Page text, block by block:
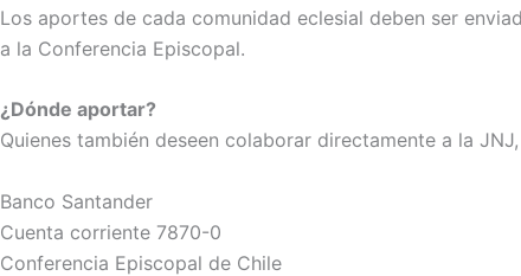
Los aportes de cada comunidad eclesial deben ser
a la Conferencia Episcopal.
¿Dónde aportar?
Quienes también deseen colaborar directamente a la
Banco Santander
Cuenta corriente 7870-0
Conferencia Episcopal de Chile